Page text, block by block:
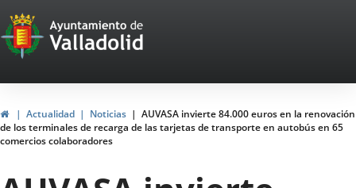
Portal
Web
del
Ayuntamiento
de
Valladolid
InicioActualidad Noticias
AUVASA invierte 84.000 euros en la renovación
de los terminales de recarga de las tarjetas de transporte en autobús en 65
comercios colaboradores